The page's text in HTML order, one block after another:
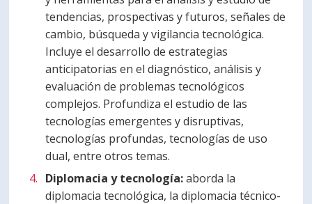
tendencias, prospectivas y futuros, señales de
cambio, búsqueda y vigilancia tecnológica.
Incluye el desarrollo de estrategias
anticipatorias en el diagnóstico, análisis y
evaluación de problemas tecnológicos
complejos. Profundiza el estudio de las
tecnologías emergentes y disruptivas,
tecnologías profundas, tecnologías de uso
dual, entre otros temas.
Diplomacia y tecnología:aborda la
diplomacia tecnológica, la diplomacia técnico-